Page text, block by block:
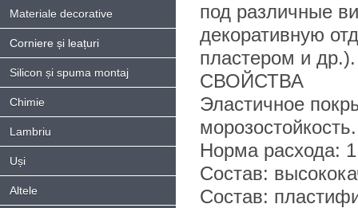
Materiale decorative
Corniere și leațuri
Silicon și spuma montaj
Chimie
Lambriu
Uși
Altele
под различные
декоративную
пластером и др.).
СВОЙСТВА
Эластичное
морозостойкость.
Норма расхода:
Состав:
Состав: